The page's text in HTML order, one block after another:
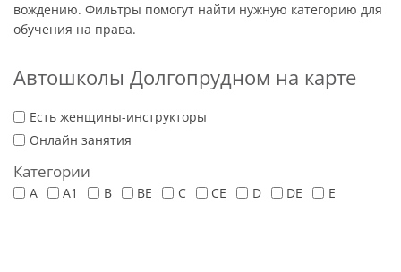
вождению. Фильтры помогут найти нужную категорию для
обучения на права.
Автошколы Долгопрудном на карте
Есть женщины-инструкторы
Онлайн занятия
Категории
A A1 B BE C CE D DE E